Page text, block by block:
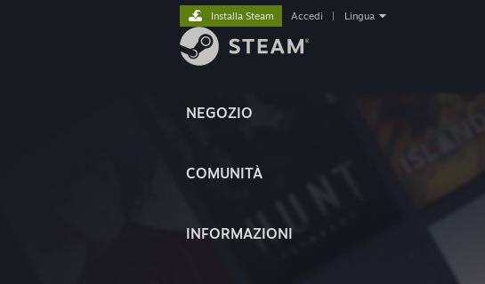
NEGOZIO
COMUNITÀ
INFORMAZIONI
Installa Steam Accedi Lingua